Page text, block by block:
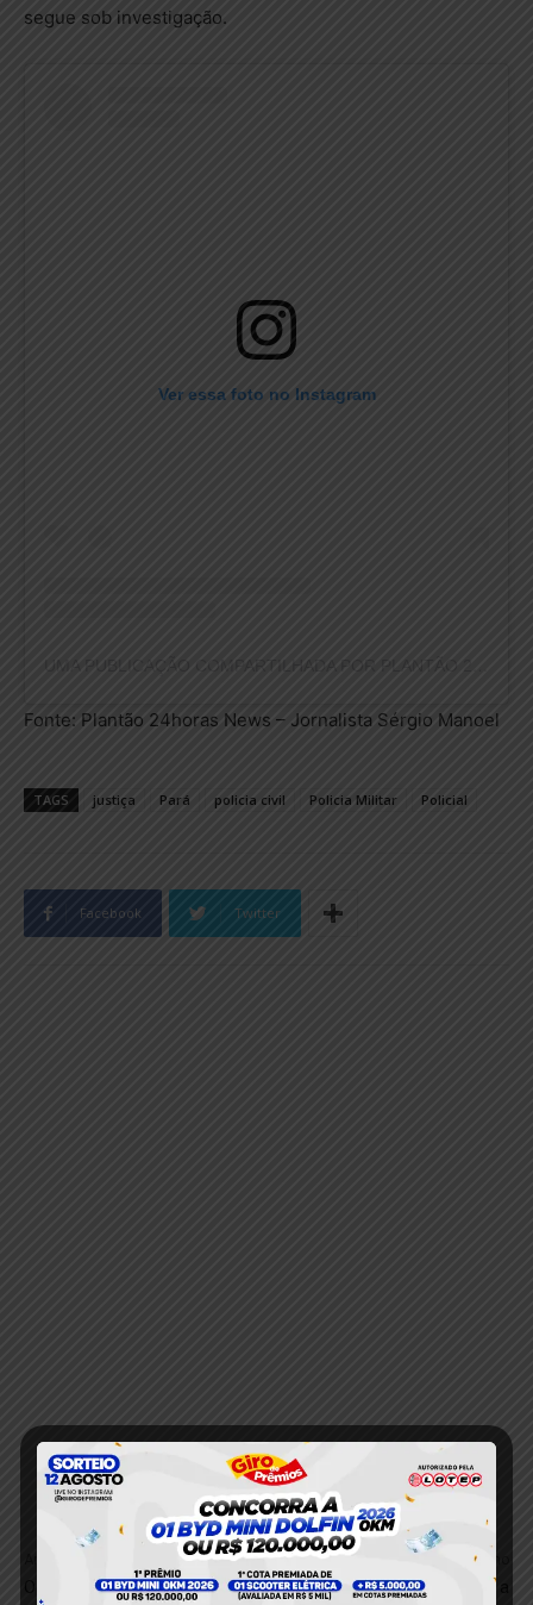
segue sob investigação.
Ver essa foto no Instagram
UMA PUBLICAÇÃO COMPARTILHADA POR PLANTÃO 24HORAS NEWS (@PLANTAO24HORASNEWS)
Fonte: Plantão 24horas News – Jornalista Sérgio Manoel
TAGS justiça Pará policia civil Policia Militar Policial
Facebook Twitter
Operações miram suspeitos
Próximo
Além das quatro linhas: a